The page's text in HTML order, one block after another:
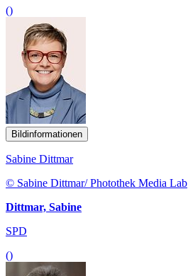
()
Bildinformationen
Sabine Dittmar
© Sabine Dittmar/ Photothek Media Lab
Dittmar, Sabine
SPD
()